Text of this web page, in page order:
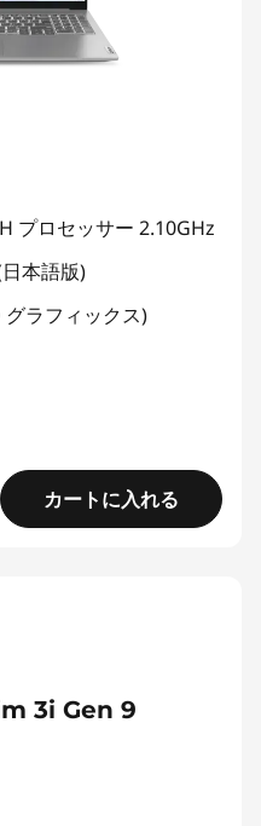
プロセッサー 2.10GHz
本語版)
ラフィックス)
カートに入れる
3i Gen 9